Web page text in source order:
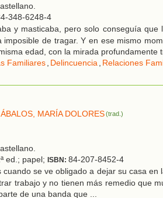
348-6248-4
y masticaba, pero solo conseguía que
de tragar. Y en ese mismo
edad, con la mirada profundamente
Familiares Delincuencia Relaciones
ÁBALOS, MARÍA DOLORES(trad.)
ed.; papel; ISBN: 84-207-8452-4
cuando se ve obligado a dejar su casa en
trabajo y no tienen más remedio que
de una banda que ...